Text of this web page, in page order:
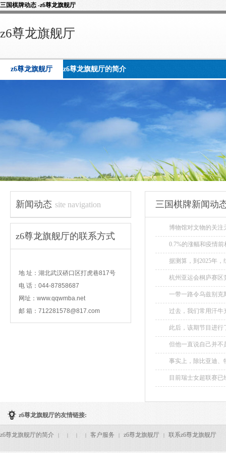
三国棋牌动态 -z6尊龙旗舰厅
z6尊龙旗舰厅
z6尊龙旗舰厅 z6尊龙旗舰厅的简介
新闻动态 site navigation
z6尊龙旗舰厅的联系方式
地 址：湖北武汉硚口区打虎巷817号
电 话：044-87858687
网址：www.qqwmba.net
邮 箱： 712281578@817.com
三国棋牌新闻动
博物馆对文物的关注
所短，寸有所长，通
0.7%的涨幅和疫情
据测算，到2025年
杭州亚运会桐庐赛区
后与国内外马术协会
列高水平赛事，同时
一带一路令乌兹别克
一路倡议，并因此受
过去，我们常用汗牛
此后，该期节目进
慎。...
但他一直说自己并不
事实上，除比亚迪、
目前瑞士女超联赛
z6尊龙旗舰厅的友情链接:
z6尊龙旗舰厅的简介 | | | | 客户服务 | z6尊龙旗舰厅 | 联系z6尊龙旗舰厅